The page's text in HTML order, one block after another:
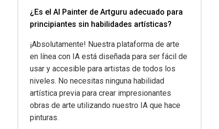
¿Es el AI Painter de Artguru adecuado para
principiantes sin habilidades artísticas?
¡Absolutamente! Nuestra plataforma de arte
en línea con IA está diseñada para ser fácil de
usar y accesible para artistas de todos los
niveles. No necesitas ninguna habilidad
artística previa para crear impresionantes
obras de arte utilizando nuestro IA que hace
pinturas.